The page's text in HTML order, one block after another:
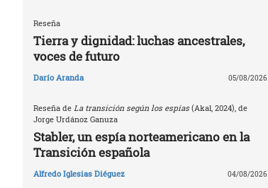
Reseña
Tierra y dignidad: luchas ancestrales,
voces de futuro
Darío Aranda 05/08/2026
Reseña de La transición según los espías(Akal, 2024), de
Jorge Urdánoz Ganuza
Stabler, un espía norteamericano en la
Transición española
Alfredo Iglesias Diéguez 04/08/2026